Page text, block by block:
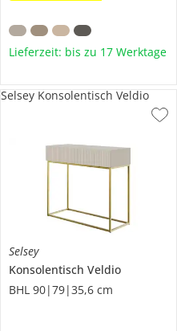
Lieferzeit: bis zu 17 Werktage
Selsey
Konsolentisch Veldio
BHL 90|79|35,6 cm
Selsey Konsolentisch Veldio